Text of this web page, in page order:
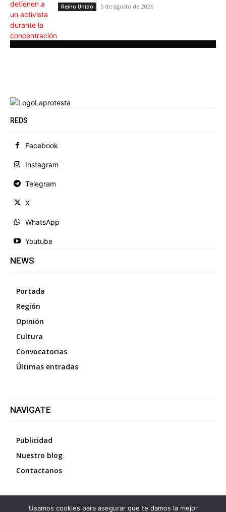
Reino Unido 5 de agosto de 2026
REDS
Facebook
Instagram
Telegram
X
WhatsApp
Youtube
NEWS
Portada
Región
Opinión
Cultura
Convocatorias
Últimas entradas
NAVIGATE
Publicidad
Nuestro blog
Contactanos
Usamos cookies para asegurar que te damos la mejor